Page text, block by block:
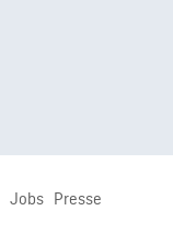
Jobs Presse